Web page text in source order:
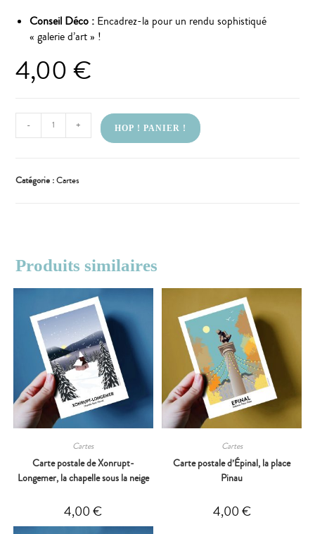
Conseil Déco : Encadrez-la pour un rendu sophistiqué
« galerie d’art » !
4,00€
- + HOP ! PANIER !
Catégorie :Cartes
Produits similaires
Cartes
Carte postale de Xonrupt-
Longemer, la chapelle sous la neige
4,00€
Cartes
Carte postale d’Épinal, la place
Pinau
4,00€